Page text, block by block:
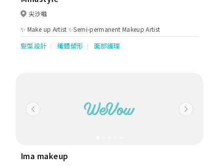
尖沙咀
✨ Make up Artist ✨Semi-permanent Makeup Artist
髮型設計 纖體塑形 面部護理
Previous Next
Ima makeup